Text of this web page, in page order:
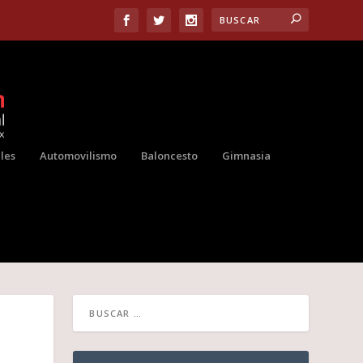
Automovilismo Baloncesto Gimnasia